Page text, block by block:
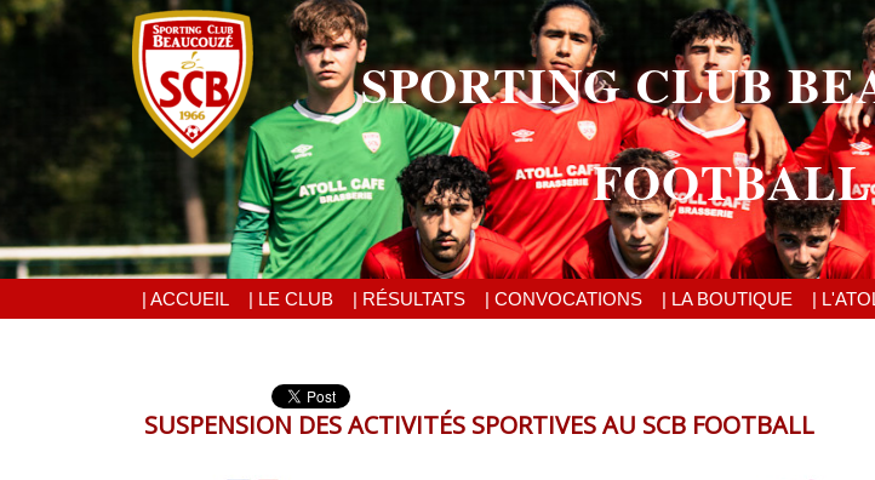
SPORTING CLUB
FOOTBALL
| ACCUEIL | LE CLUB | RÉSULTATS | CONVOCATIONS | LA BOUTIQUE |
SUSPENSION DES ACTIVITÉS SPORTIVES AU SCB FOOTBALL